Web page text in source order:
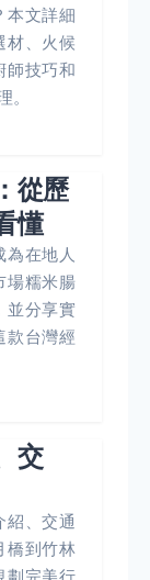
本文詳細
材、火候
師技巧和
。
從歷
懂
在地人
場糯米腸
並分享實
款台灣經
交
紹、交通
橋到竹林
劃完美行